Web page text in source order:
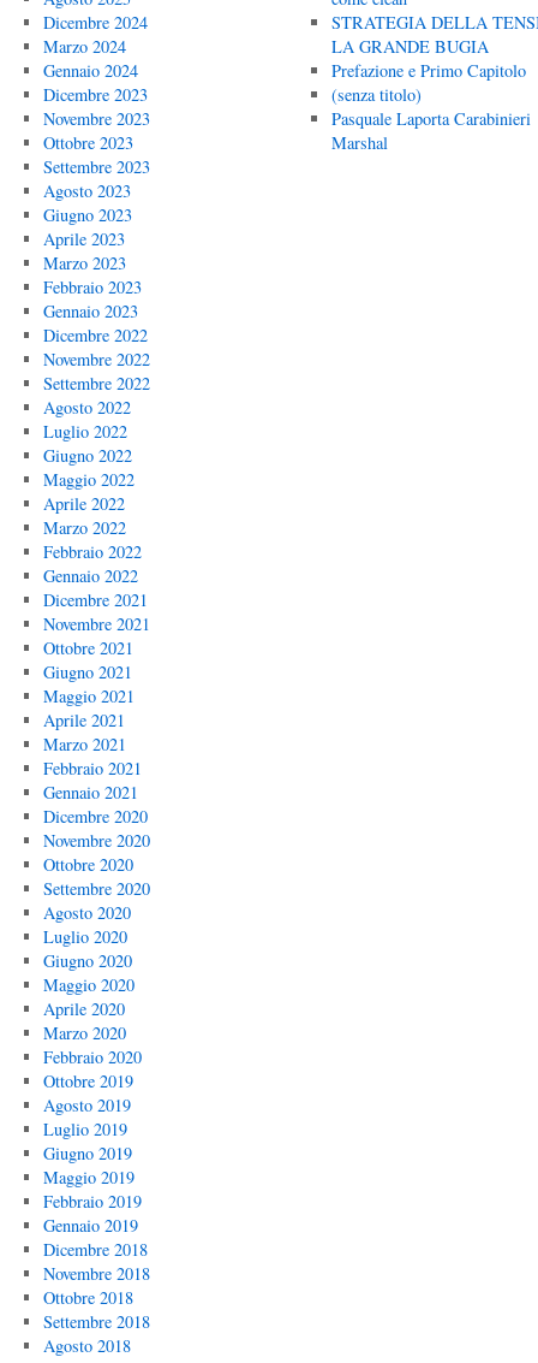
Dicembre 2024
Marzo 2024
Gennaio 2024
Dicembre 2023
Novembre 2023
Ottobre 2023
Settembre 2023
Agosto 2023
Giugno 2023
Aprile 2023
Marzo 2023
Febbraio 2023
Gennaio 2023
Dicembre 2022
Novembre 2022
Settembre 2022
Agosto 2022
Luglio 2022
Giugno 2022
Maggio 2022
Aprile 2022
Marzo 2022
Febbraio 2022
Gennaio 2022
Dicembre 2021
Novembre 2021
Ottobre 2021
Giugno 2021
Maggio 2021
Aprile 2021
Marzo 2021
Febbraio 2021
Gennaio 2021
Dicembre 2020
Novembre 2020
Ottobre 2020
Settembre 2020
Agosto 2020
Luglio 2020
Giugno 2020
Maggio 2020
Aprile 2020
Marzo 2020
Febbraio 2020
Ottobre 2019
Agosto 2019
Luglio 2019
Giugno 2019
Maggio 2019
Febbraio 2019
Gennaio 2019
Dicembre 2018
Novembre 2018
Ottobre 2018
Settembre 2018
Agosto 2018
STRATEGIA DELLA
LA GRANDE BUGIA
Prefazione e Primo Capitolo
(senza titolo)
Pasquale Laporta Carabinieri
Marshal